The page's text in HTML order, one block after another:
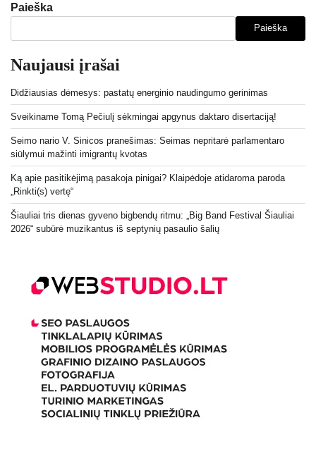
Paieška
Paieška
Naujausi įrašai
Didžiausias dėmesys: pastatų energinio naudingumo gerinimas
Sveikiname Tomą Pečiulį sėkmingai apgynus daktaro disertaciją!
Seimo nario V. Sinicos pranešimas: Seimas nepritarė parlamentaro
siūlymui mažinti imigrantų kvotas
Ką apie pasitikėjimą pasakoja pinigai? Klaipėdoje atidaroma paroda
„Rinkti(s) vertę“
Šiauliai tris dienas gyveno bigbendų ritmu: „Big Band Festival Šiauliai
2026“ subūrė muzikantus iš septynių pasaulio šalių